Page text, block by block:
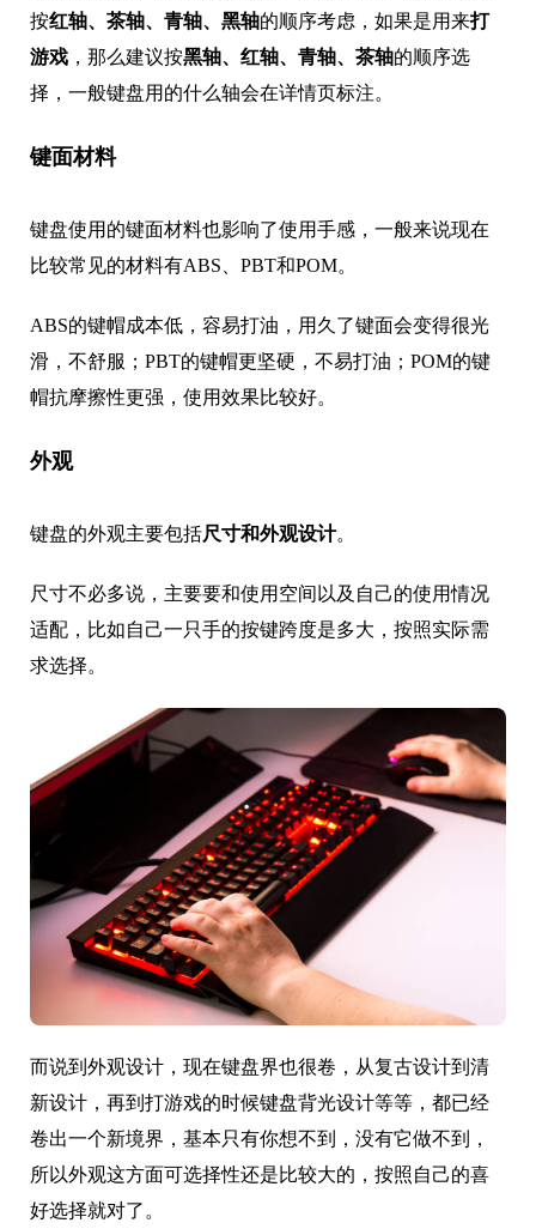
按红轴、茶轴、青轴、黑轴的顺序考虑，如果是用来打
游戏 ，那么建议按黑轴、红轴、青轴、茶轴的顺序选
择，一般键盘用的什么轴会在详情页标注。
键面材料
键盘使用的键面材料也影响了使用手感，一般来说现在
比较常见的材料有ABS、PBT和POM。
ABS的键帽成本低，容易打油，用久了键面会变得很光
滑，不舒服；PBT的键帽更坚硬，不易打油；POM的键
帽抗摩擦性更强，使用效果比较好。
外观
键盘的外观主要包括尺寸和外观设计。
尺寸不必多说，主要要和使用空间以及自己的使用情况
适配，比如自己一只手的按键跨度是多大，按照实际需
求选择。
而说到外观设计，现在键盘界也很卷，从复古设计到清
新设计，再到打游戏的时候键盘背光设计等等，都已经
卷出一个新境界，基本只有你想不到，没有它做不到，
所以外观这方面可选择性还是比较大的，按照自己的喜
好选择就对了。